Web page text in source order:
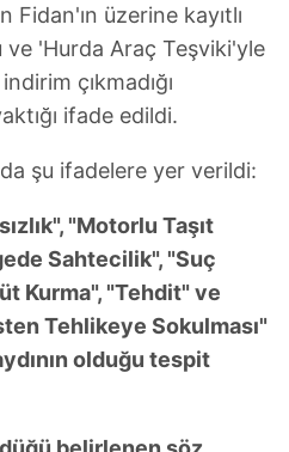
Fidan'ın üzerine kayıtlı
ve 'Hurda Araç Teşviki'yle
çıkmadığı
ifade edildi.
şu ifadelere yer verildi:
"Motorlu Taşıt
Sahtecilik", "Suç
Kurma", "Tehdit" ve
Tehlikeye Sokulması"
olduğu tespit